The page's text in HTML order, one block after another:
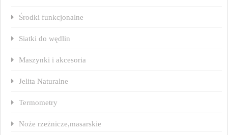
Środki funkcjonalne
Siatki do wędlin
Maszynki i akcesoria
Jelita Naturalne
Termometry
Noże rzeżnicze,masarskie